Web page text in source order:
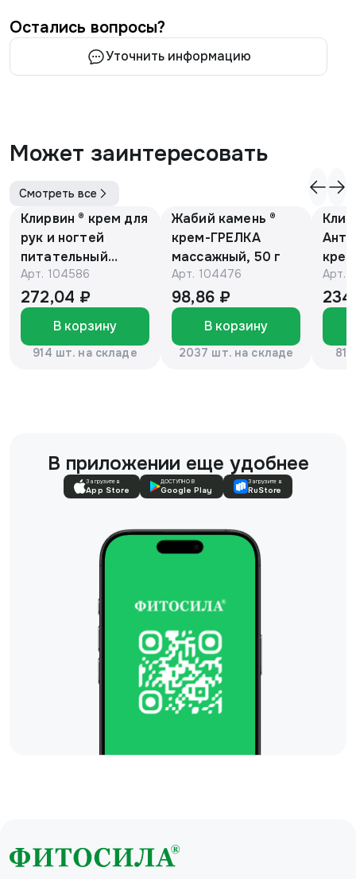
Остались вопросы?
Уточнить информацию
Может заинтересовать
Смотреть все
Клирвин ® крем для
рук и ногтей
питательный
против
гиперпигментации
для осветления
кожи 75 г
Арт. 104586
272,04 ₽
В корзину
914 шт. на складе
Жабий камень ®
крем-ГРЕЛКА
массажный, 50 г
Арт. 104476
98,86 ₽
В корзину
2037 шт. на складе
Е и
Арт.
В приложении еще удобнее
Загрузите в
App Store
ДОСТУПНО В
Google Play
Загрузите в
RuStore